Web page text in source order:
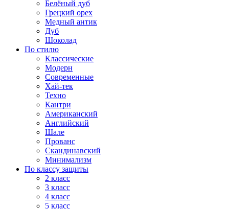
Белёный дуб
Грецкий орех
Медный антик
Дуб
Шоколад
По стилю
Классические
Модерн
Современные
Хай-тек
Техно
Кантри
Американский
Английский
Шале
Прованс
Скандинавский
Минимализм
По классу защиты
2 класс
3 класс
4 класс
5 класс